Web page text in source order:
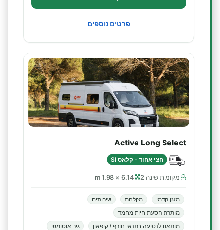
פרטים נוספים
Active Long Select
חצי אחוד - קלאס SI
מקומות שינה 2 6.14 × 1.98 m
מזגן קדמי מקלחת
שירותים
מותרת הסעת חיות מחמד
מותאם לנסיעה בתנאי חורף / קיפאון
גיר אוטומטי